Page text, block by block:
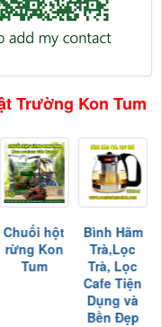
Trường Kon Tum
Chuối hột
rừng Kon
Tum
Bình Hãm
Trà,Lọc
Trà, Lọc
Cafe Tiện
Dụng và
Bền Đẹp